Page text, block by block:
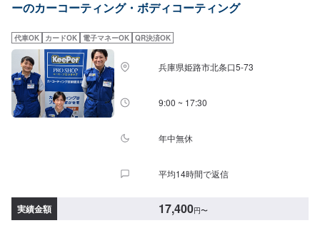
新車時を凌駕するツヤ・濃厚な発色が得られますSS：52,300円S：57,800円
(軽研磨は施工料金に含みます）New!!【ダイヤⅡキーパー】（施工時間：6〜
8時間、耐久：3年(2年に1度のメンテナンスで6年)）ダイヤモンドキーパーの
2倍の艶と自浄性能を併せ持ちながらも、金額はWダイヤよりお得。コスパ重
視の方にお勧めしたい、最新ハイエンドコーティングです。SS：63,300円
S：68,800円M：74,400円L：78,600円LL：85,400円XL：106,200円※鏡面研
磨は別途料金(軽研磨は施工料金に含みます）【Wダイヤモンドキーパー】
（施工時間：6〜12時間、耐久：3年(1年に1度のメンテナンスで5年)）ガラ
M：91,900円L：97,800円LL：108,000円XL：137,900円※鏡面研磨は別途料
能力と輝きを得られます。強い水はじきで水シミができにくくなります。
137,900円※鏡面研磨は別途料金(軽研磨は施工料金に含みます）【EXキーパ
ー】（施工時間：8時間〜１日、耐久：3年(２年（または１年）に１回のメン
ーのカーコーティング・ボディコーティング
代車OK カードOK 電子マネーOK QR決済OK
兵庫県姫路市北条口5-73
9:00 ~ 17:30
年中無休
平均14時間で返信
実績金額 17,400円〜